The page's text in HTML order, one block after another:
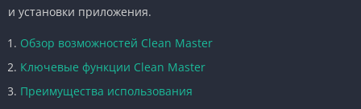
и установки приложения.
Обзор возможностей Clean Master
Ключевые функции Clean Master
Преимущества использования